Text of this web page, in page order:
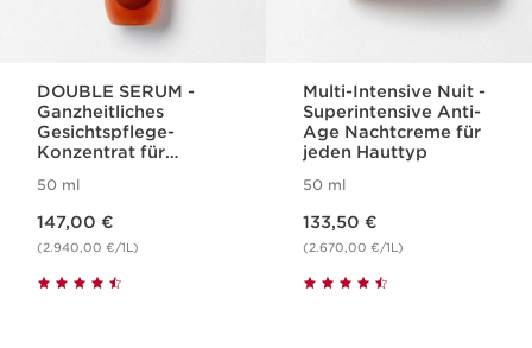
DOUBLE SERUM -
Ganzheitliches
Gesichtspflege-
Konzentrat für
50 ml
147,00 €
(2.940,00 €/1L)
Multi-Intensive Nuit -
Superintensive Anti-
Age Nachtcreme für
jeden Hauttyp
50 ml
133,50 €
(2.670,00 €/1L)